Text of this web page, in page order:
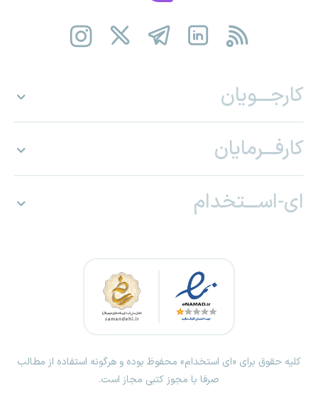
کارجـــویان
کارفـــرمایان
ای-اســـتخدام
کلیه حقوق برای «ای استخدام» محفوظ بوده و هرگونه استفاده از مطالب
صرفا با مجوز کتبی مجاز است.